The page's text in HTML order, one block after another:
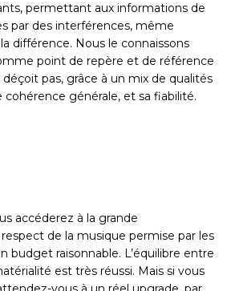
permettant aux informations de
par des interférences, même
différence. Nous le connaissons
point de repère et de référence
pas, grâce à un mix de qualités
cohérence générale, et sa fiabilité.
accéderez à la grande
de la musique permise par les
budget raisonnable. L’équilibre entre
est très réussi. Mais si vous